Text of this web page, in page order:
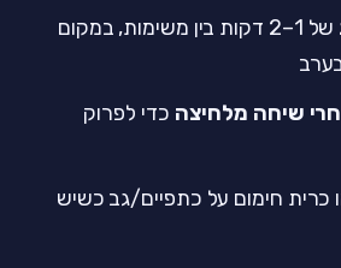
של 1–2 דקות בין משימות, במקום
שיחה מלחיצה כדי לפרוק
כרית חימום על כתפיים/גב כשיש